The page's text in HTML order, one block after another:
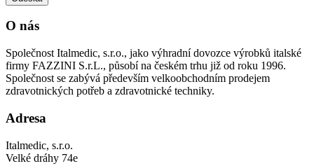
O nás
Společnost Italmedic, s.r.o., jako výhradní dovozce výrobků italské
firmy FAZZINI S.r.L., působí na českém trhu již od roku 1996.
Společnost se zabývá především velkoobchodním prodejem
zdravotnických potřeb a zdravotnické techniky.
Adresa
Italmedic, s.r.o.
Velké dráhy 74e